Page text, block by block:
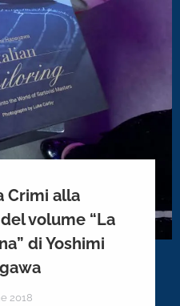
Crimi alla
volume “La
di Yoshimi
2018